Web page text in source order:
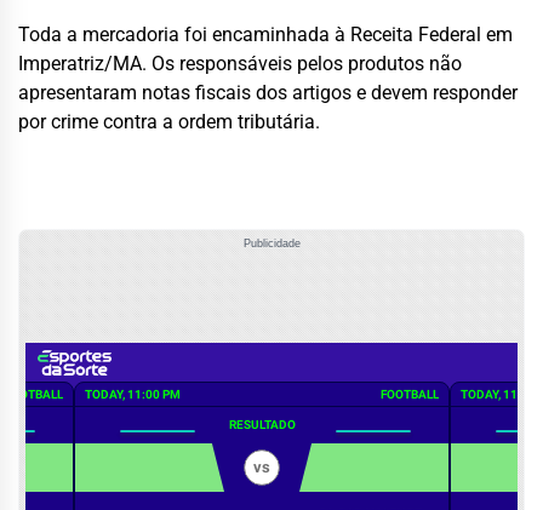
Toda a mercadoria foi encaminhada à Receita Federal em
Imperatriz/MA. Os responsáveis pelos produtos não
apresentaram notas fiscais dos artigos e devem responder
por crime contra a ordem tributária.
Publicidade